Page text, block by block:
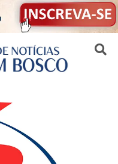
mobile